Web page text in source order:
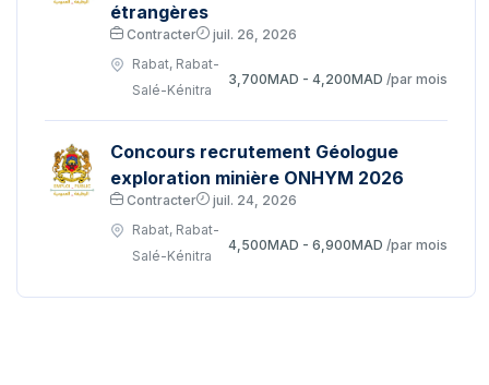
étrangères
Contracter
juil. 26, 2026
Rabat, Rabat-
Salé-Kénitra
3,700MAD - 4,200MAD /par mois
Concours recrutement Géologue
exploration minière ONHYM 2026
Contracter
juil. 24, 2026
Rabat, Rabat-
Salé-Kénitra
4,500MAD - 6,900MAD /par mois